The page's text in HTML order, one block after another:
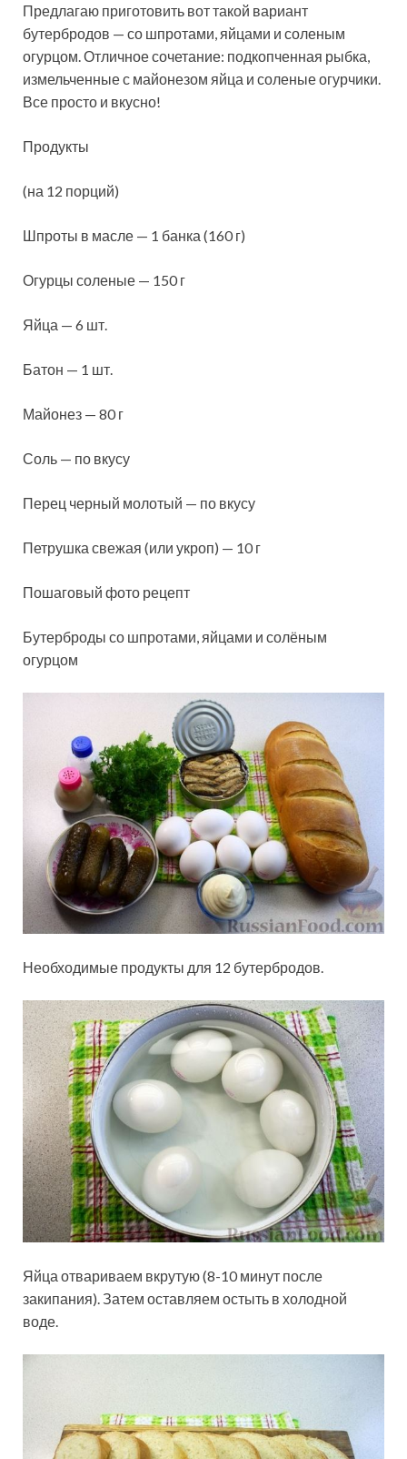
Предлагаю приготовить вот такой вариант
бутербродов — со шпротами, яйцами и соленым
огурцом. Отличное сочетание: подкопченная рыбка,
измельченные с майонезом яйца и соленые огурчики.
Все просто и вкусно!
Продукты
(на 12 порций)
Шпроты в масле — 1 банка (160 г)
Огурцы соленые — 150 г
Яйца — 6 шт.
Батон — 1 шт.
Майонез — 80 г
Соль — по вкусу
Перец черный молотый — по вкусу
Петрушка свежая (или укроп) — 10 г
Пошаговый фото рецепт
Бутерброды со шпротами, яйцами и солёным
огурцом
Необходимые продукты для 12 бутербродов.
Яйца отвариваем вкрутую (8-10 минут после
закипания). Затем оставляем остыть в холодной
воде.